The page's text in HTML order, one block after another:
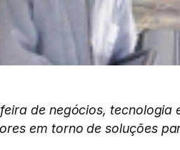
de negócios,
em torno de soluções